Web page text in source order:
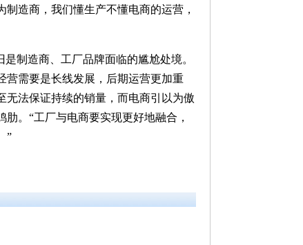
造商，我们懂生产不懂电商的运营，
制造商、工厂品牌面临的尴尬处境。
营需要是长线发展，后期运营更加重
无法保证持续的销量，而电商引以为傲
。“工厂与电商要实现更好地融合，
”